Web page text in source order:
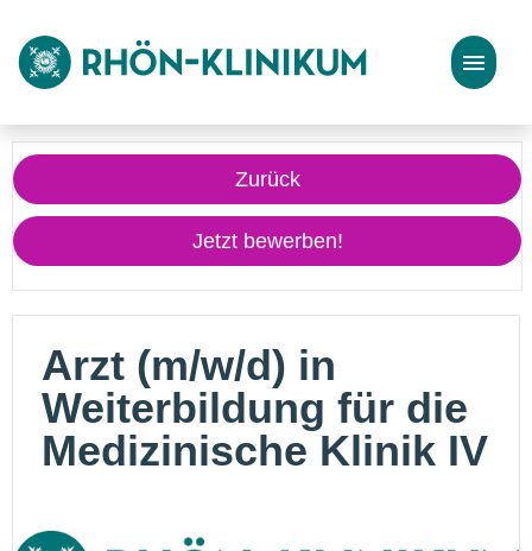
Stellenangebote
Bewerbungstipps
Zurück
Jetzt bewerben!
Arzt (m/w/d) in
Weiterbildung für die
Medizinische Klinik IV